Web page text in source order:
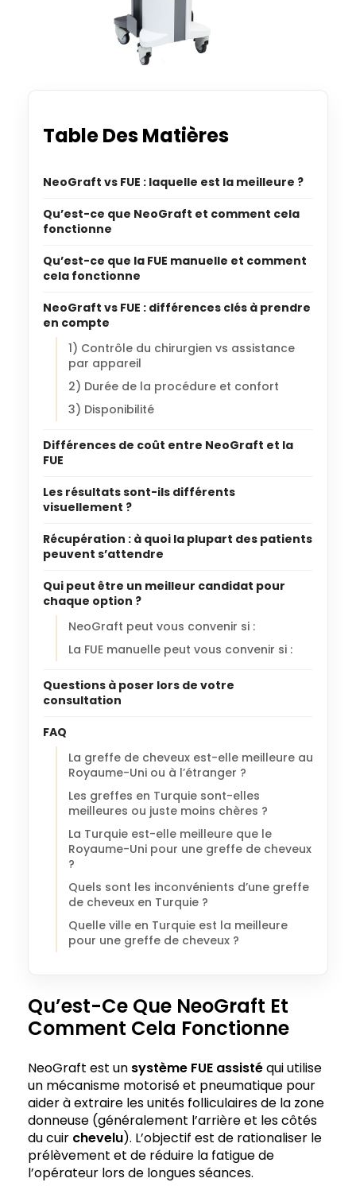
Table Des Matières
NeoGraft vs FUE : laquelle est la meilleure ?
Qu’est-ce que NeoGraft et comment cela
fonctionne
Qu’est-ce que la FUE manuelle et comment
cela fonctionne
NeoGraft vs FUE : différences clés à prendre
en compte
1) Contrôle du chirurgien vs assistance
par appareil
2) Durée de la procédure et confort
3) Disponibilité
Différences de coût entre NeoGraft et la
FUE
Les résultats sont-ils différents
visuellement ?
Récupération : à quoi la plupart des patients
peuvent s’attendre
Qui peut être un meilleur candidat pour
chaque option ?
NeoGraft peut vous convenir si :
La FUE manuelle peut vous convenir si :
Questions à poser lors de votre
consultation
FAQ
La greffe de cheveux est-elle meilleure au
Royaume-Uni ou à l’étranger ?
Les greffes en Turquie sont-elles
meilleures ou juste moins chères ?
La Turquie est-elle meilleure que le
Royaume-Uni pour une greffe de cheveux
?
Quels sont les inconvénients d’une greffe
de cheveux en Turquie ?
Quelle ville en Turquie est la meilleure
pour une greffe de cheveux ?
Qu’est-Ce Que NeoGraft Et
Comment Cela Fonctionne
NeoGraft est un système FUE assistéqui utilise
un mécanisme motorisé et pneumatique pour
aider à extraire les unités folliculaires de la zone
donneuse (généralement l’arrière et les côtés
du cuir chevelu). L’objectif est de rationaliser le
prélèvement et de réduire la fatigue de
l’opérateur lors de longues séances.